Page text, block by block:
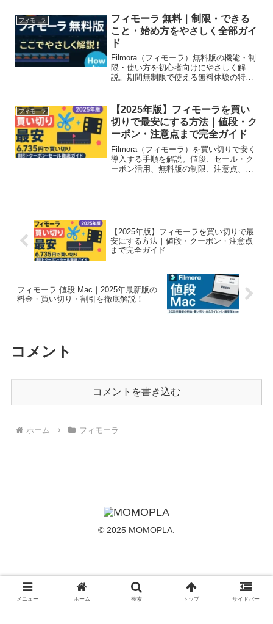
紹介します。
フィモーラ
フィモーラ 無料｜制限・できる
こと・始め方をやさしく全部ガイ
ド
Filmora（フィモーラ）無料版の機能・制
限・使い方を初心者向けにやさしく解
説。期間無制限で使える無料体験の特徴
切り替え方法も紹介。
フィモーラ
【2025年版】フィモーラを買い
切りで最安にする方法｜値段・ク
ーポン・注意点まで完全ガイド
Filmora（フィモーラ）を買い切りで安く
導入する手順を解説。値段、セール・ク
ーポン活用、無料版の制限、注意点、
【2025年版】フィモーラを買い切りで最
安にする方法｜値段・クーポン・注意点
まで完全ガイド
フィモーラ 値段 Mac｜2025年最新版の
料金・買い切り・割引を徹底解説！
コメント
コメントを書き込む
ホーム フィモーラ
© 2025 MOMOPLA.
メニュー ホーム 検索 トップ サイドバー